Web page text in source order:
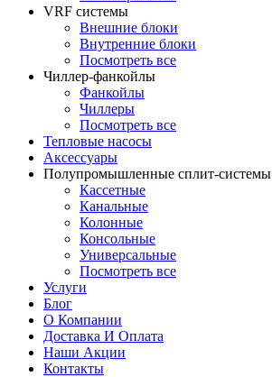
VRF системы
Внешние блоки
Внутренние блоки
Посмотреть все
Чиллер-фанкойлы
Фанкойлы
Чиллеры
Посмотреть все
Тепловые насосы
Аксессуары
Полупромышленные сплит-системы
Кассетные
Канальные
Колонные
Консольные
Универсальные
Посмотреть все
Услуги
Блог
О Компании
Доставка И Оплата
Наши Акции
Контакты